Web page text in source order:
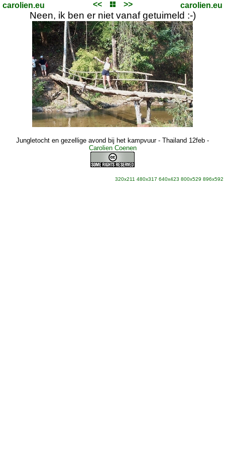
carolien.eu << >> carolien.eu
Neen, ik ben er niet vanaf getuimeld :-)
Jungletocht en gezellige avond bij het kampvuur - Thailand 12feb -
Carolien Coenen
320x211 480x317 640x423 800x529 896x592